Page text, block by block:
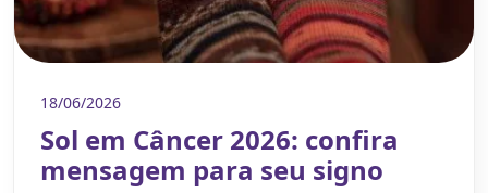
18/06/2026
Sol em Câncer 2026: confira
mensagem para seu signo